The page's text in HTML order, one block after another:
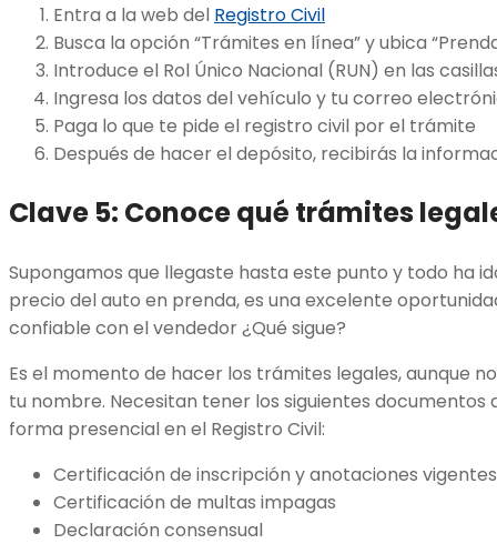
Entra a la web del Registro Civil
Busca la opción “Trámites en línea” y ubica
Introduce el Rol Único Nacional (RUN) en las
Ingresa los datos del vehículo y tu correo
Paga lo que te pide el registro civil por el trámite
Después de hacer el depósito, recibirás la
Clave 5: Conoce qué trámites
Supongamos que llegaste hasta este punto y todo ha
precio del auto en prenda, es una excelente
confiable con el vendedor ¿Qué sigue?
Es el momento de hacer los trámites legales, aunque
tu nombre. Necesitan tener los siguientes documentos
forma presencial en el Registro Civil:
Certificación de inscripción y anotaciones vigentes
Certificación de multas impagas
Declaración consensual